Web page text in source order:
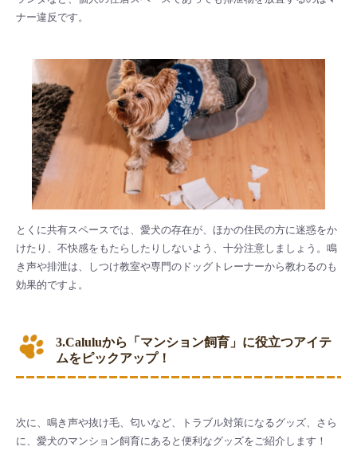
ナー違反です。
とくに共有スペースでは、愛犬の存在が、ほかの住民の方に迷惑をか
けたり、不快感をもたらしたりしないよう、十分注意しましょう。鳴
き声や排泄は、しつけ教室や専門のドッグトレーナーから教わるのも
効果的ですよ。
3.Caluluから「マンション飼育」に役立つアイテ
ムをピックアップ！
次に、鳴き声や抜け毛、匂いなど、トラブル対策になるグッズ、さら
に、愛犬のマンション飼育にあると便利なグッズをご紹介します！